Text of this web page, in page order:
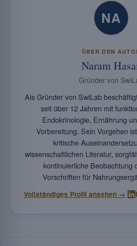
NA
ÜBER DEN
Naram
Gründer von
Als Gründer von SwiLab
seit über 12 Jahren mit
Endokrinologie, Ernährung
Vorbereitung. Sein Vorgehen
kritische
wissenschaftlichen Literatur,
kontinuierliche Beobachtung
Vorschriften für
Vollständiges Profil ansehen →